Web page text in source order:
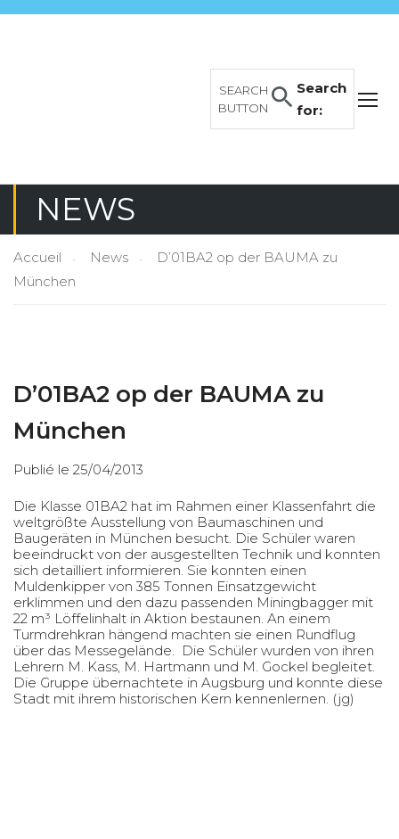
Search
for:
SEARCH
BUTTON
NEWS
Accueil News
D’01BA2 op der BAUMA zu
München
D’01BA2 op der BAUMA zu
München
Publié le 25/04/2013
Die Klasse 01BA2 hat im Rahmen einer Klassenfahrt die
weltgrößte Ausstellung von Baumaschinen und
Baugeräten in München besucht. Die Schüler waren
beeindruckt von der ausgestellten Technik und konnten
sich detailliert informieren. Sie konnten einen
Muldenkipper von 385 Tonnen Einsatzgewicht
erklimmen und den dazu passenden Miningbagger mit
22 m³ Löffelinhalt in Aktion bestaunen. An einem
Turmdrehkran hängend machten sie einen Rundflug
über das Messegelände. Die Schüler wurden von ihren
Lehrern M. Kass, M. Hartmann und M. Gockel begleitet.
Die Gruppe übernachtete in Augsburg und konnte diese
Stadt mit ihrem historischen Kern kennenlernen. (jg)